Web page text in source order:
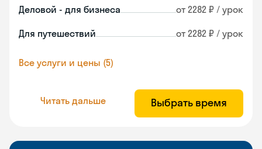
Деловой - для бизнеса от 2282 ₽ / урок
Для путешествий от 2282 ₽ / урок
Все услуги и цены (5)
Читать дальше Выбрать время